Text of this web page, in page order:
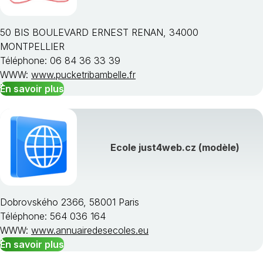
50 BIS BOULEVARD ERNEST RENAN, 34000
MONTPELLIER
Téléphone: 06 84 36 33 39
WWW: www.pucketribambelle.fr
En savoir plus
Ecole just4web.cz (modèle)
Dobrovského 2366, 58001 Paris
Téléphone: 564 036 164
WWW: www.annuairedesecoles.eu
En savoir plus